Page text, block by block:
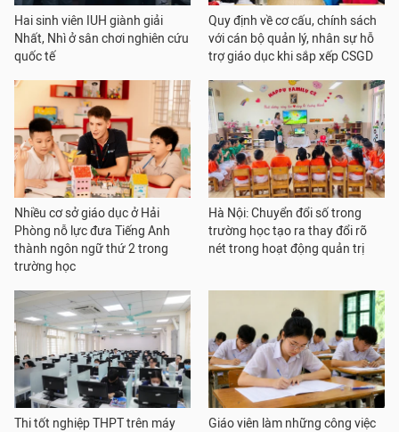
Hai sinh viên IUH giành giải
Nhất, Nhì ở sân chơi nghiên cứu
quốc tế
Quy định về cơ cấu, chính sách
với cán bộ quản lý, nhân sự hỗ
trợ giáo dục khi sắp xếp CSGD
Nhiều cơ sở giáo dục ở Hải
Phòng nỗ lực đưa Tiếng Anh
thành ngôn ngữ thứ 2 trong
trường học
Hà Nội: Chuyển đổi số trong
trường học tạo ra thay đổi rõ
nét trong hoạt động quản trị
Thi tốt nghiệp THPT trên máy
Giáo viên làm những công việc